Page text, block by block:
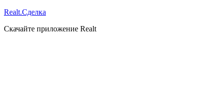
Realt.Сделка
Скачайте приложение Realt